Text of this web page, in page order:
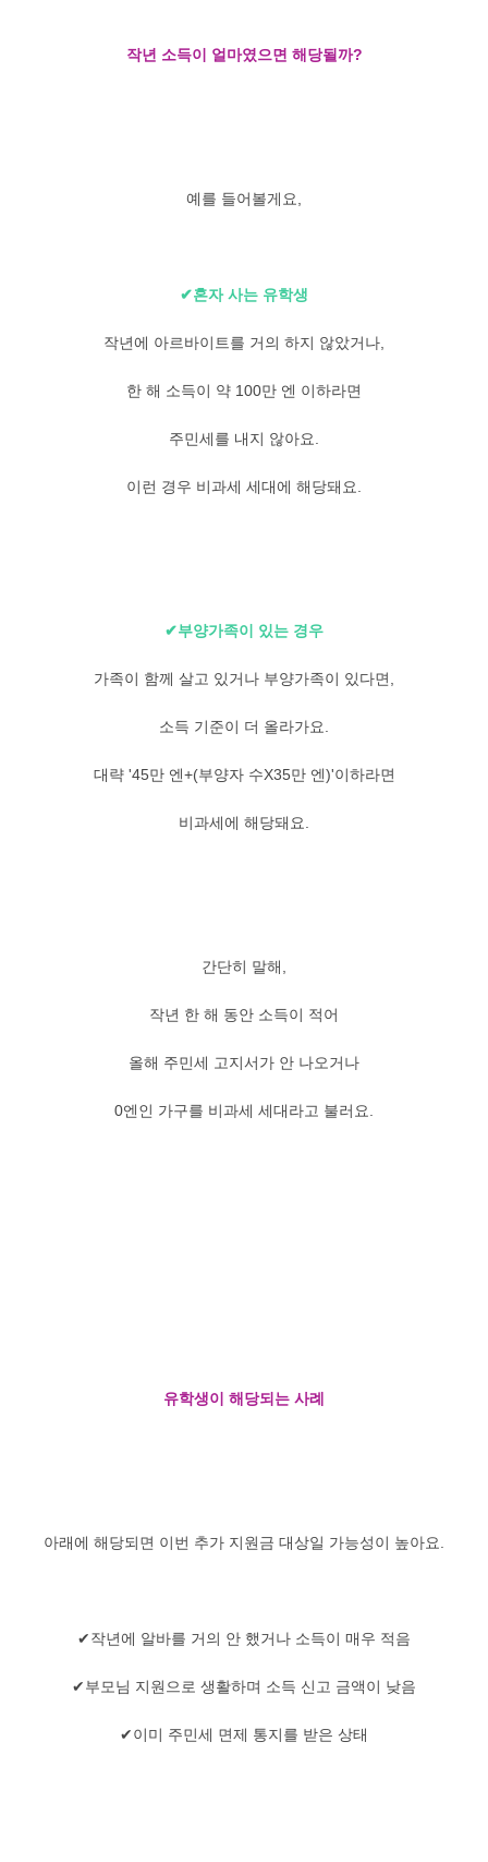
작년 소득이 얼마였으면 해당될까?
예를 들어볼게요,
✔혼자 사는 유학생
작년에 아르바이트를 거의 하지 않았거나,
한 해 소득이 약 100만 엔 이하라면
주민세를 내지 않아요.
이런 경우 비과세 세대에 해당돼요.
✔부양가족이 있는 경우
가족이 함께 살고 있거나 부양가족이 있다면,
소득 기준이 더 올라가요.
대략 '45만 엔+(부양자 수X35만 엔)'이하라면
비과세에 해당돼요.
간단히 말해,
작년 한 해 동안 소득이 적어
올해 주민세 고지서가 안 나오거나
0엔인 가구를 비과세 세대라고 불러요.
유학생이 해당되는 사례
아래에 해당되면 이번 추가 지원금 대상일 가능성이 높아요.
✔작년에 알바를 거의 안 했거나 소득이 매우 적음
✔부모님 지원으로 생활하며 소득 신고 금액이 낮음
✔이미 주민세 면제 통지를 받은 상태